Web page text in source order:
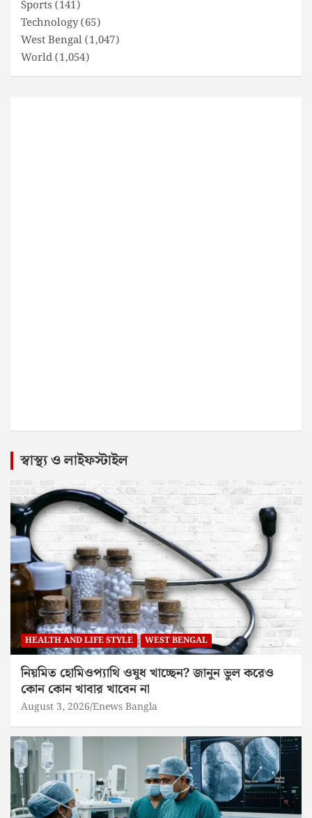
Sports (141)
Technology(65)
West Bengal(1,047)
World(1,054)
স্বাস্থ্য ও লাইফস্টাইল
HEALTH AND LIFE STYLE WEST BENGAL
নিয়মিত হোমিওপ্যাথি ওষুধ খাচ্ছেন? জানুন ভুল করেও
কোন কোন খাবার খাবেন না
August 3, 2026 Enews Bangla